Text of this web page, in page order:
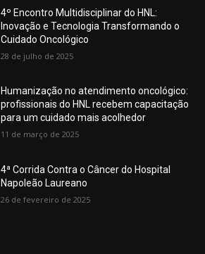
4º Encontro Multidisciplinar do HNL:
Inovação e Tecnologia Transformando o
Cuidado Oncológico
28 de julho de 2025
Humanização no atendimento oncológico:
profissionais do HNL recebem capacitação
para um cuidado mais acolhedor
11 de março de 2025
4ª Corrida Contra o Câncer do Hospital
Napoleão Laureano
26 de fevereiro de 2025